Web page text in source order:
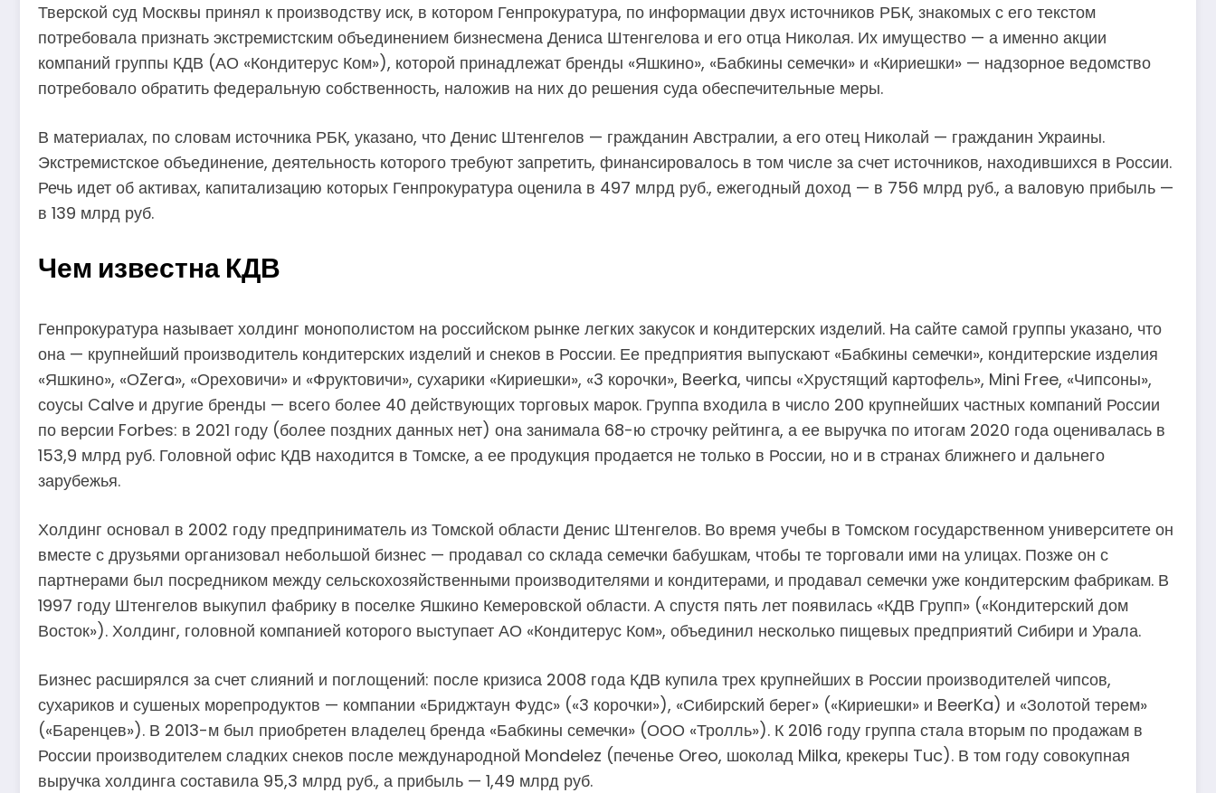
Тверской суд Москвы принял к производству иск, в котором Генпрокуратура, по информации двух источников РБК, знакомых с его текстом
потребовала признать экстремистским объединением бизнесмена Дениса Штенгелова и его отца Николая. Их имущество — а именно акции
компаний группы КДВ (АО «Кондитерус Ком»), которой принадлежат бренды «Яшкино», «Бабкины семечки» и «Кириешки» — надзорное ведомство
потребовало обратить федеральную собственность, наложив на них до решения суда обеспечительные меры.
В материалах, по словам источника РБК, указано, что Денис Штенгелов — гражданин Австралии, а его отец Николай — гражданин Украины.
Экстремистское объединение, деятельность которого требуют запретить, финансировалось в том числе за счет источников, находившихся в России.
Речь идет об активах, капитализацию которых Генпрокуратура оценила в 497 млрд руб., ежегодный доход — в 756 млрд руб., а валовую прибыль —
в 139 млрд руб.
Чем известна КДВ
Генпрокуратура называет холдинг монополистом на российском рынке легких закусок и кондитерских изделий. На сайте самой группы указано, что
она — крупнейший производитель кондитерских изделий и снеков в России. Ее предприятия выпускают «Бабкины семечки», кондитерские изделия
«Яшкино», «ОZеra», «Ореховичи» и «Фруктовичи», сухарики «Кириешки», «3 корочки», Beerka, чипсы «Хрустящий картофель», Mini Free, «Чипсоны»,
соусы Calve и другие бренды — всего более 40 действующих торговых марок. Группа входила в число 200 крупнейших частных компаний России
по версии Forbes: в 2021 году (более поздних данных нет) она занимала 68-ю строчку рейтинга, а ее выручка по итогам 2020 года оценивалась в
153,9 млрд руб. Головной офис КДВ находится в Томске, а ее продукция продается не только в России, но и в странах ближнего и дальнего
зарубежья.
Холдинг основал в 2002 году предприниматель из Томской области Денис Штенгелов. Во время учебы в Томском государственном университете он
вместе с друзьями организовал небольшой бизнес — продавал со склада семечки бабушкам, чтобы те торговали ими на улицах. Позже он с
партнерами был посредником между сельскохозяйственными производителями и кондитерами, и продавал семечки уже кондитерским фабрикам. В
1997 году Штенгелов выкупил фабрику в поселке Яшкино Кемеровской области. А спустя пять лет появилась «КДВ Групп» («Кондитерский дом
Восток»). Холдинг, головной компанией которого выступает АО «Кондитерус Ком», объединил несколько пищевых предприятий Сибири и Урала.
Бизнес расширялся за счет слияний и поглощений: после кризиса 2008 года КДВ купила трех крупнейших в России производителей чипсов,
сухариков и сушеных морепродуктов — компании «Бриджтаун Фудс» («3 корочки»), «Сибирский берег» («Кириешки» и BeerKa) и «Золотой терем»
(«Баренцев»). В 2013-м был приобретен владелец бренда «Бабкины семечки» (ООО «Тролль»). К 2016 году группа стала вторым по продажам в
России производителем сладких снеков после международной Mondelez (печенье Oreo, шоколад Milka, крекеры Tuc). В том году совокупная
выручка холдинга составила 95,3 млрд руб., а прибыль — 1,49 млрд руб.